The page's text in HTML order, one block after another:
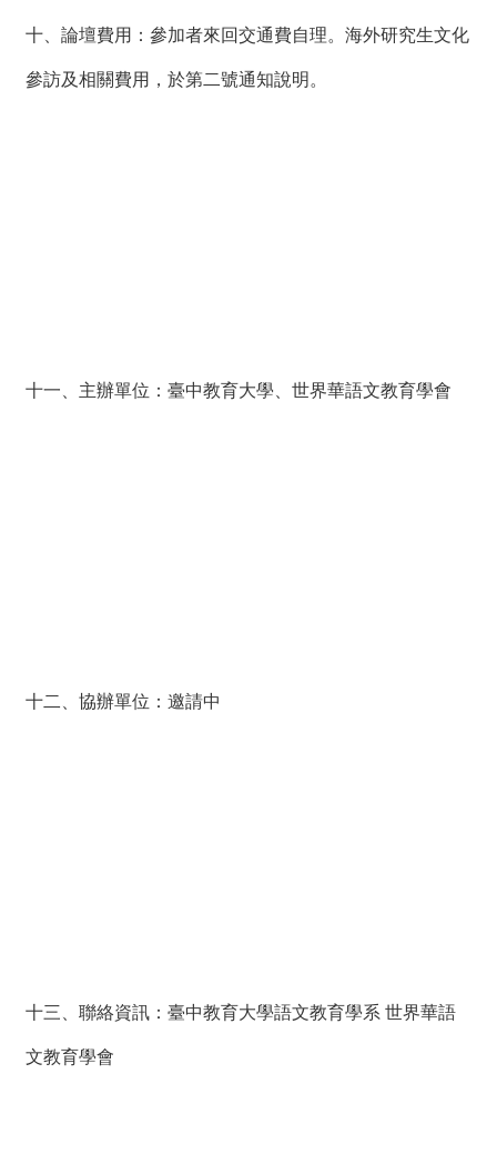
十、論壇費用：參加者來回交通費自理。海外研究生文化
參訪及相關費用，於第二號通知說明。
十一、主辦單位：臺中教育大學、世界華語文教育學會
十二、協辦單位：邀請中
十三、聯絡資訊：臺中教育大學語文教育學系 世界華語
文教育學會